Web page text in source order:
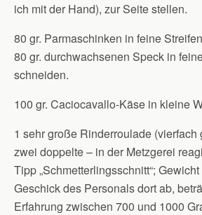
ich mit der Hand), zur Seite stellen.
80 gr. Parmaschinken in feine
80 gr. durchwachsenen Speck in
schneiden.
100 gr. Caciocavallo-Käse in kleine
1 sehr große Rinderroulade (vierfach
zwei doppelte – in der Metzgerei
Tipp „Schmetterlingsschnitt“;
Geschick des Personals dort ab,
Erfahrung zwischen 700 und 1000